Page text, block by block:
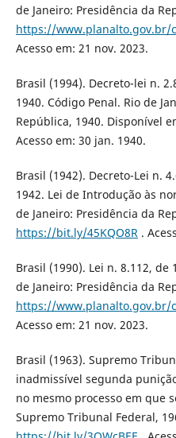
de Janeiro: Presidência da
https://www.planalto.gov.br/
Acesso em: 21 nov. 2023.
Brasil (1994). Decreto-lei n.
1940. Código Penal. Rio de
República, 1940. Disponível
Acesso em: 30 jan. 1940.
Brasil (1942). Decreto-Lei n.
1942. Lei de Introdução às
de Janeiro: Presidência da
https://bit.ly/45KQO8R.
Brasil (1990). Lei n. 8.112, de
de Janeiro: Presidência da
https://www.planalto.gov.br/
Acesso em: 21 nov. 2023.
Brasil (1963). Supremo
inadmissível segunda
no mesmo processo em que
Supremo Tribunal Federal,